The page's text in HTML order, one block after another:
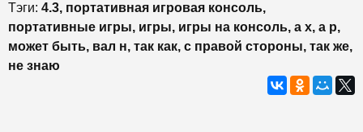
Тэги: 4.3, портативная игровая консоль,
портативные игры, игры, игры на консоль, а х, а р,
может быть, вал н, так как, с правой стороны, так же,
не знаю